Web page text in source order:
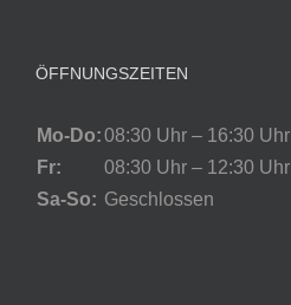
ÖFFNUNGSZEITEN
Mo-Do:08:30 Uhr – 16:30 Uhr
Fr:
08:30 Uhr – 12:30 Uhr
Sa-So: Geschlossen